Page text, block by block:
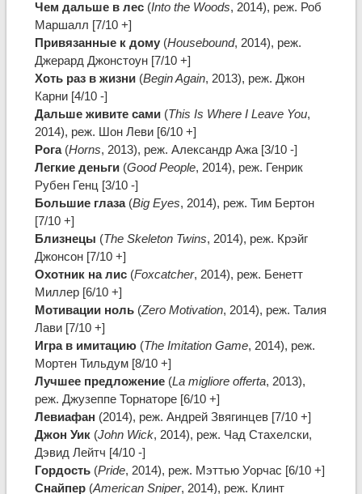
Чем дальше в лес (Into the Woods, 2014), реж. Роб
Маршалл [7/10 +]
Привязанные к дому(Housebound, 2014), реж.
Джерард Джонстоун [7/10 +]
Хоть раз в жизни(Begin Again, 2013), реж. Джон
Карни [4/10 -]
Дальше живите сами(This Is Where I Leave You,
2014), реж. Шон Леви [6/10 +]
Рога(Horns, 2013), реж. Александр Ажа [3/10 -]
Легкие деньги (Good People, 2014), реж. Генрик
Рубен Генц [3/10 -]
Большие глаза(Big Eyes, 2014), реж. Тим Бертон
[7/10 +]
Близнецы (The Skeleton Twins, 2014), реж. Крэйг
Джонсон [7/10 +]
Охотник на лис(Foxcatcher, 2014), реж. Бенетт
Миллер [6/10 +]
Мотивации ноль(Zero Motivation, 2014), реж. Талия
Лави [7/10 +]
Игра в имитацию(The Imitation Game, 2014), реж.
Мортен Тильдум [8/10 +]
Лучшее предложение(La migliore offerta, 2013),
реж. Джузеппе Торнаторе [6/10 +]
Левиафан (2014), реж. Андрей Звягинцев [7/10 +]
Джон Уик(John Wick, 2014), реж. Чад Стахелски,
Дэвид Лейтч [4/10 -]
Гордость(Pride, 2014), реж. Мэттью Уорчас [6/10 +]
Снайпер(American Sniper, 2014), реж. Клинт